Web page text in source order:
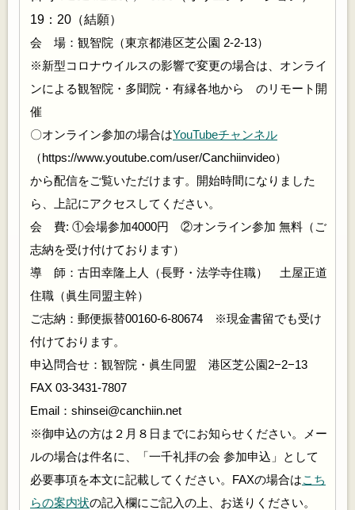
19：20（結願）
会 場：観智院（東京都港区芝公園 2-2-13）
※新型コロナウイルスの影響で変更の場合は、オンライ
ンによる観智院・多聞院・有縁各地から のリモート開
催
〇オンライン参加の場合はYouTubeチャンネル
（https://www.youtube.com/user/Canchiinvideo）
から配信をご覧いただけます。開始時間になりました
ら、上記にアクセスしてください。
会 費: ①会場参加4000円 ②オンライン参加 無料（ご
志納を受け付けております）
導 師：古田幸隆上人（長野・法学寺住職） 土屋正道
住職（眞生同盟主幹）
ご志納：郵便振替00160-6-80674 ※現金書留でも受け
付けております。
申込問合せ：観智院・眞生同盟 港区芝公園2−2−13
FAX 03-3431-7807
Email：shinsei@canchiin.net
※御申込の方は２月８日までにお知らせください。メー
ルの場合は件名に、「一千礼拝の会 参加申込」として
必要事項を本文に記載してください。FAXの場合はこち
らの案内状の記入欄にご記入の上、お送りください。